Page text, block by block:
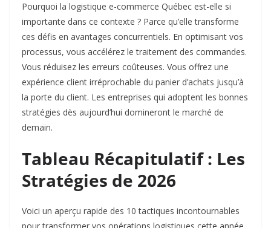
Pourquoi la logistique e-commerce Québec est-elle si
importante dans ce contexte ? Parce qu’elle transforme
ces défis en avantages concurrentiels. En optimisant vos
processus, vous accélérez le traitement des commandes.
Vous réduisez les erreurs coûteuses. Vous offrez une
expérience client irréprochable du panier d’achats jusqu’à
la porte du client. Les entreprises qui adoptent les bonnes
stratégies dès aujourd’hui domineront le marché de
demain.
Tableau Récapitulatif : Les
Stratégies de 2026
Voici un aperçu rapide des 10 tactiques incontournables